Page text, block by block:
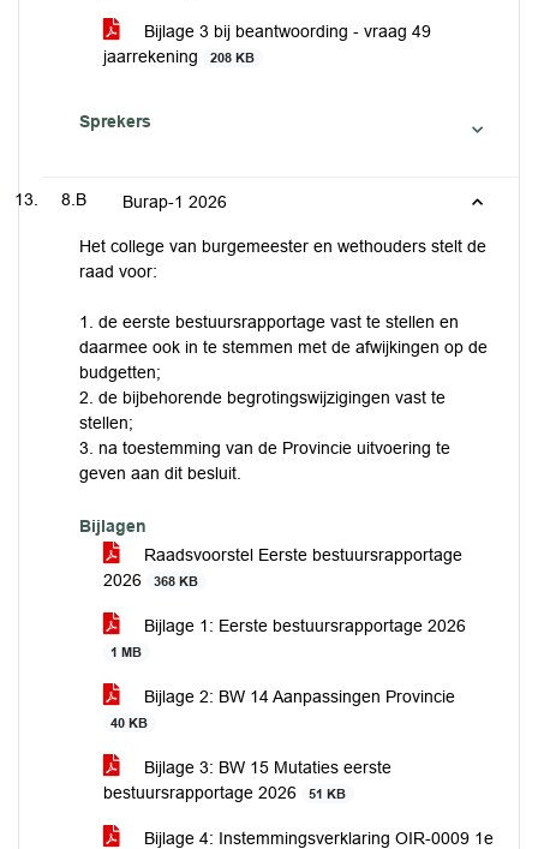
Bijlage 3 bij beantwoording - vraag 49
jaarrekening
208 KB
Sprekers
8.B Burap-1 2026
Het college van burgemeester en wethouders stelt de
raad voor:
1. de eerste bestuursrapportage vast te stellen en
daarmee ook in te stemmen met de afwijkingen op de
budgetten;
2. de bijbehorende begrotingswijzigingen vast te
stellen;
3. na toestemming van de Provincie uitvoering te
geven aan dit besluit.
Bijlagen
Raadsvoorstel Eerste bestuursrapportage
2026
368 KB
Bijlage 1: Eerste bestuursrapportage 2026
1 MB
Bijlage 2: BW 14 Aanpassingen Provincie
40 KB
Bijlage 3: BW 15 Mutaties eerste
bestuursrapportage 2026
51 KB
Bijlage 4: Instemmingsverklaring OIR-0009 1e